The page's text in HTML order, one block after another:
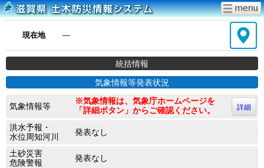
現在地 ―
統括情報
気象情報等発表状況
気象情報等
※気象情報は、気象庁ホームページを
「詳細ボタン」からご確認ください。
詳細
洪水予報・
水位周知河川
発表なし
土砂災害
危険警報
発表なし